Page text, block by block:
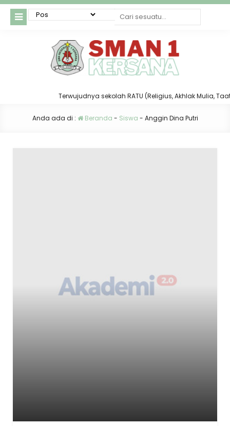
Terwujudnya sekolah RATU (Religius, Akhlak Mulia, Taat
Anda ada di : Beranda - Siswa - Anggin Dina Putri